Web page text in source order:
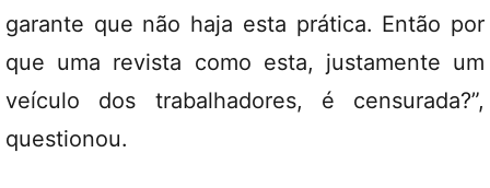
garante que não haja esta prática. Então por
que uma revista como esta, justamente um
veículo dos trabalhadores, é censurada?”,
questionou.